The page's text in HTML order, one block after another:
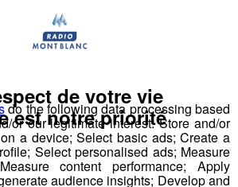
chaque semaine les offres d'emploi
do the following data processing based
or our legitimate interest: Store and/or
a device; Select basic ads; Create a
Select personalised ads; Measure
content performance; Apply
audience insights; Develop and
de votre vie
est notre priorité